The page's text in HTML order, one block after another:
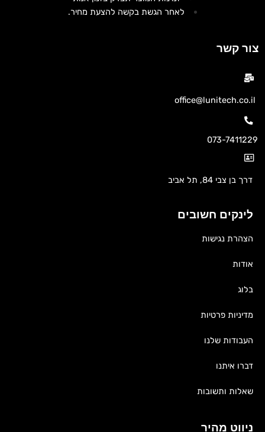
ניווט מהיר
לינקים חשובים
הצהרת נגישות
אודות
בלוג
מדיניות פרטיות
העבודות שלנו
דברו איתנו
שאלות ותשובות
צור קשר
office@lunitech.co.il
073-7411229
דרך בן צבי 84, תל אביב
לאחר הגשת בקשה להצעת מחיר.